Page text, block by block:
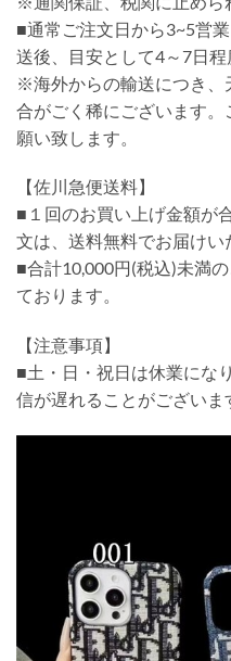
■通常ご注文日から3~5営
送後、目安として4～7日程
※海外からの輸送につき、
合がごく稀にございます
願い致します。
【佐川急便送料】
■１回のお買い上げ金額が
文は、送料無料でお届けい
■合計10,000円(税込)未満
ております。
【注意事項】
■土・日・祝日は休業にな
信が遅れることがございま